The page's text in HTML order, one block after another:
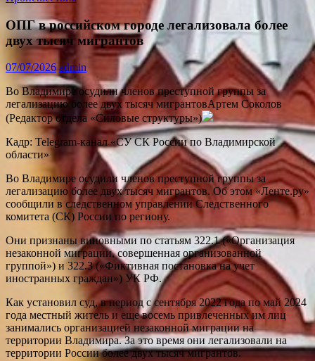
ОПГ в российском городе легализовала более
двух тысяч мигрантов
07/07/2026 admin
Во Владимире осудили членов преступной группы за
легализацию более двух тысяч мигрантовАртем Соколов
(Редактор отдела «Силовые структуры»)
Кадр: Telegram-канал «СУ СК России по Владимирской
области»
Во Владимире осудили членов преступной группы за
легализацию более двух тысяч мигрантов. Об этом «Ленте.ру»
сообщили в следственном управлении Следственного
комитета (СК) России по региону.
Они признаны виновными по статьям 322.1 («Организация
незаконной миграции, совершенная организованной
группой») и 322.3 («Фиктивная постановка на учет
иностранных граждан») УК РФ.
Как установил суд, в период с сентября 2022 года по май 2024
года местный житель и еще восемь привлеченных им лиц
занимались организацией незаконной миграции на
территории Владимира. За это время они легализовали на
территории России более двух тысяч мигрантов.